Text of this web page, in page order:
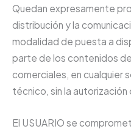
Quedan expresamente
distribución y la
modalidad de puesta a
parte de los contenidos
comerciales, en cualquier
técnico, sin la autorización
El USUARIO se